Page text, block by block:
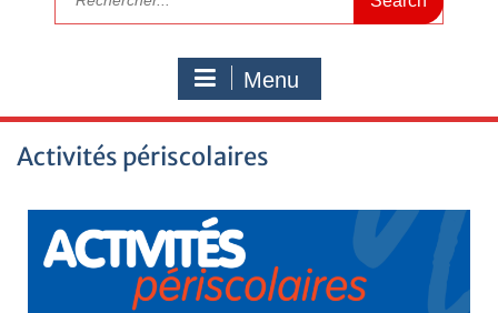
Menu
Activités périscolaires